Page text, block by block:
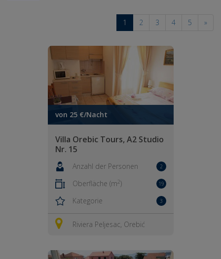
1 2 3 4 5 »
von 25 €/Nacht
Villa Orebic Tours, A2 Studio
Nr. 15
Anzahl der Personen 2
Oberfläche (m2) 19
Kategorie 3
Riviera Peljesac, Orebić